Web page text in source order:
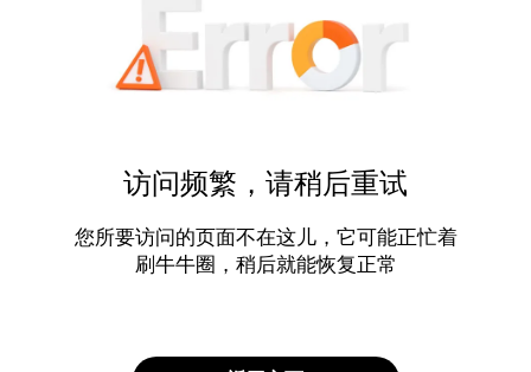
访问频繁，请稍后重试
您所要访问的页面不在这儿，它可能正忙着
刷牛牛圈，稍后就能恢复正常